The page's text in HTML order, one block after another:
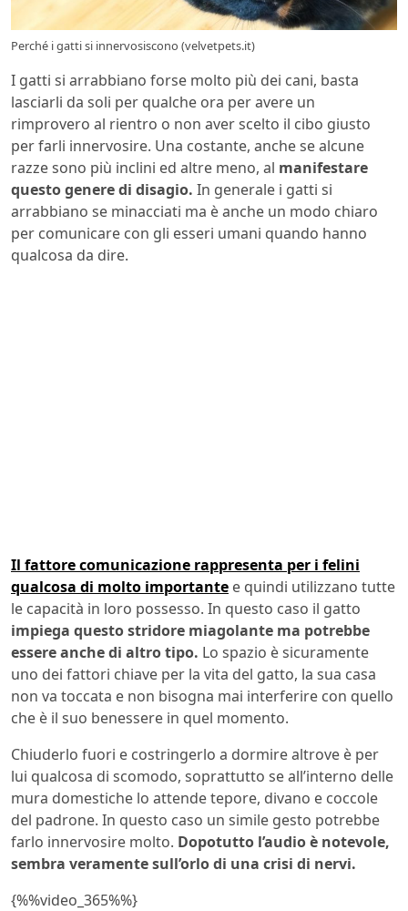
Perché i gatti si innervosiscono (velvetpets.it)
I gatti si arrabbiano forse molto più dei cani, basta
lasciarli da soli per qualche ora per avere un
rimprovero al rientro o non aver scelto il cibo giusto
per farli innervosire. Una costante, anche se alcune
razze sono più inclini ed altre meno, al manifestare
questo genere di disagio. In generale i gatti si
arrabbiano se minacciati ma è anche un modo chiaro
per comunicare con gli esseri umani quando hanno
qualcosa da dire.
Il fattore comunicazione rappresenta per i felini
qualcosa di molto importante e quindi utilizzano tutte
le capacità in loro possesso. In questo caso il gatto
impiega questo stridore miagolante ma potrebbe
essere anche di altro tipo. Lo spazio è sicuramente
uno dei fattori chiave per la vita del gatto, la sua casa
non va toccata e non bisogna mai interferire con quello
che è il suo benessere in quel momento.
Chiuderlo fuori e costringerlo a dormire altrove è per
lui qualcosa di scomodo, soprattutto se all’interno delle
mura domestiche lo attende tepore, divano e coccole
del padrone. In questo caso un simile gesto potrebbe
farlo innervosire molto. Dopotutto l’audio è notevole,
sembra veramente sull’orlo di una crisi di nervi.
{%%video_365%%}